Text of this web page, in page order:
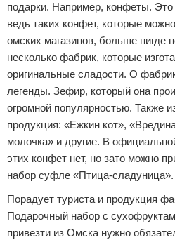
подарки. Например, конфеты.
ведь таких конфет, которые
омских магазинов, больше нигде
несколько фабрик, которые
оригинальные сладости. О
легенды. Зефир, который она
огромной популярностью. Также
продукция: «Ежкин кот»,
молочка» и другие. В
этих конфет нет, но зато можно
набор суфле «Птица-сладуница».
Порадует туриста и продукция
Подарочный набор с
привезти из Омска нужно